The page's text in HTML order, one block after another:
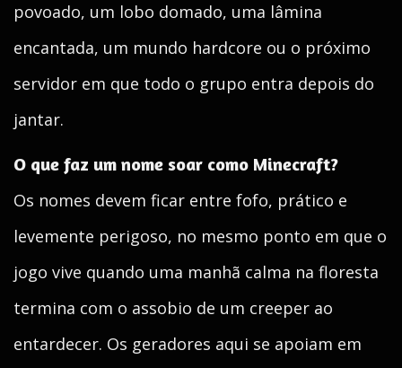
povoado, um lobo domado, uma lâmina
encantada, um mundo hardcore ou o próximo
servidor em que todo o grupo entra depois do
jantar.
O que faz um nome soar como Minecraft?
Os nomes devem ficar entre fofo, prático e
levemente perigoso, no mesmo ponto em que o
jogo vive quando uma manhã calma na floresta
termina com o assobio de um creeper ao
entardecer. Os geradores aqui se apoiam em